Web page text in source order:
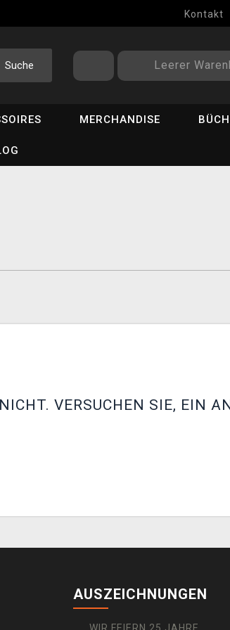
Kontakt
Suche Leerer
MERCHANDISE
VERSUCHEN SIE, EIN
AUSZEICHNUNGEN